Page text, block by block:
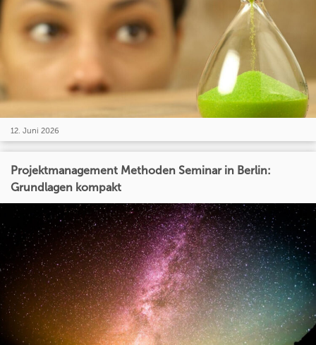
12. Juni 2026
Projektmanagement Methoden Seminar in Berlin:
Grundlagen kompakt